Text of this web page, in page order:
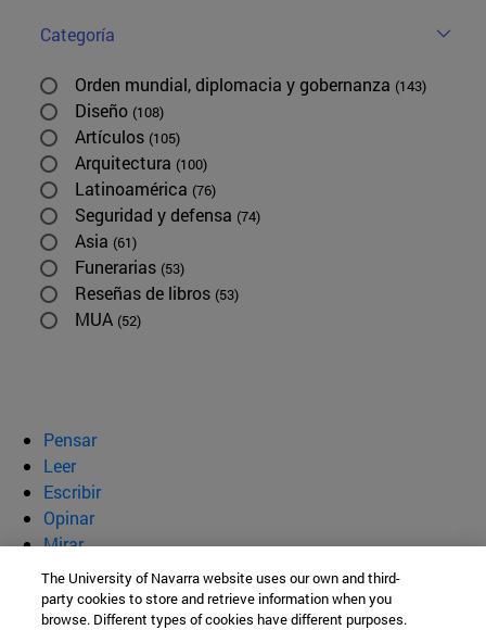
Categoría
Orden mundial, diplomacia y gobernanza (143)
Diseño (108)
Artículos (105)
Arquitectura (100)
Latinoamérica (76)
Seguridad y defensa (74)
Asia (61)
Funerarias (53)
Reseñas de libros (53)
MUA (52)
Pensar
Leer
Escribir
Opinar
Mirar
Quiénes somos
BeBrave
The University of Navarra website uses our own and third-
party cookies to store and retrieve information when you
browse. Different types of cookies have different purposes.